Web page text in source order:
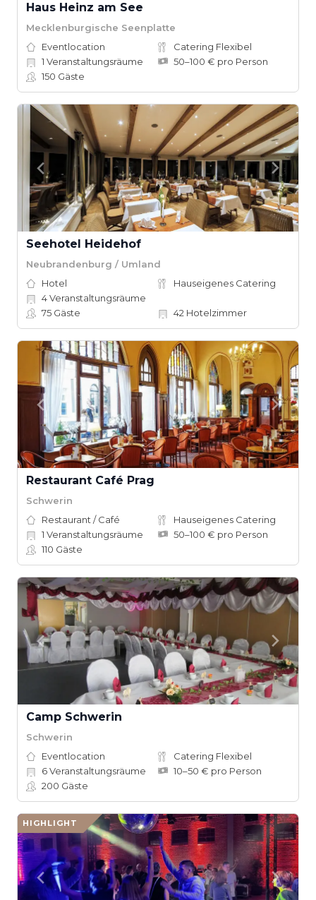
Haus Heinz am See
Mecklenburgische Seenplatte
Eventlocation
Catering Flexibel
1 Veranstaltungsräume
50–100 € pro Person
150 Gäste
Seehotel Heidehof
Neubrandenburg / Umland
Hotel
Hauseigenes Catering
4Veranstaltungsräume
75 Gäste 42 Hotelzimmer
Restaurant Café Prag
Schwerin
Restaurant / Café
Hauseigenes Catering
1 Veranstaltungsräume
50–100 € pro Person
110 Gäste
Camp Schwerin
Schwerin
Eventlocation
Catering Flexibel
6Veranstaltungsräume
10–50 € pro Person
200 Gäste
HIGHLIGHT